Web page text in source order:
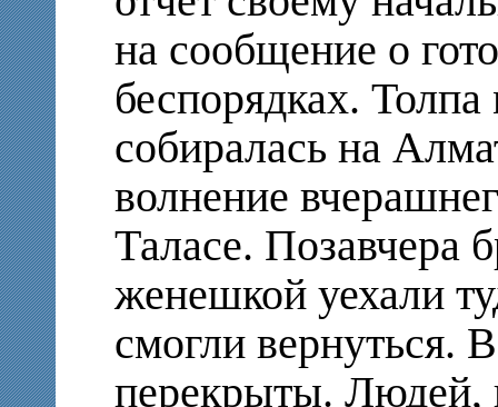
на сообщение о
беспорядках.
собиралась на
волнение
Таласе. Позавчера
женешкой уехали
смогли вернуться.
перекрыты. Людей,